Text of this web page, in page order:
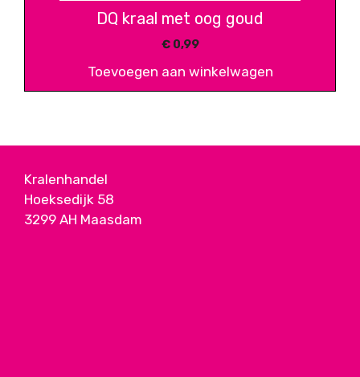
DQ kraal met oog goud
€0,99
Toevoegen aan winkelwagen
Kralenhandel
Hoeksedijk 58
3299 AH Maasdam